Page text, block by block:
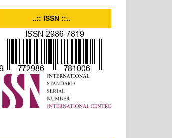
..:: ISSN ::..